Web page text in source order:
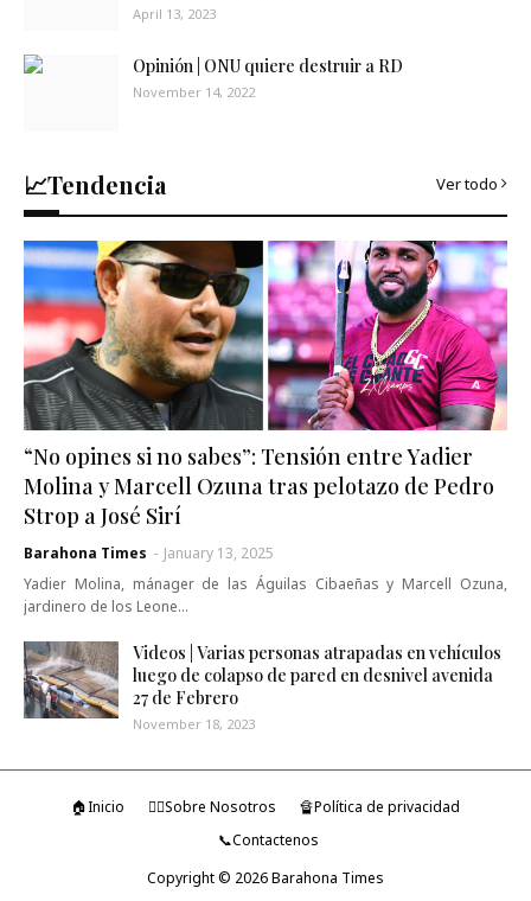
April 13, 2023
Opinión | ONU quiere destruir a RD
November 14, 2022
📈Tendencia Ver todo
“No opines si no sabes”: Tensión entre Yadier
Molina y Marcell Ozuna tras pelotazo de Pedro
Strop a José Sirí
Barahona Times - January 13, 2025
Yadier Molina, mánager de las Águilas Cibaeñas y Marcell Ozuna,
jardinero de los Leone…
Videos | Varias personas atrapadas en vehículos
luego de colapso de pared en desnivel avenida
27 de Febrero
November 18, 2023
🏠Inicio 🤷‍♂️Sobre Nosotros
🔏Política de privacidad
📞Contactenos
Copyright © 2026Barahona Times